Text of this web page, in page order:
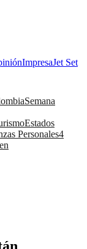
ImpresaJet Set
Semana
Estados
Personales4